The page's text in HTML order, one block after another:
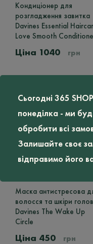
Сьогодні 365
понеділка - ми
обробити всі
Залишайте своє
відправимо його
Цей
товар
має
кілька
Параметри
вибрати
сторінці
Кондиціонер для
розгладження завитка
Davines Essential
Love Smooth
1040 грн
Маска антистресова
волосся та шкіри
Davines The Wake Up
Circle
450 грн